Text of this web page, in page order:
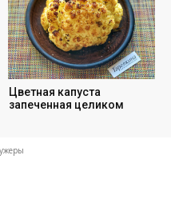
Цветная капуста
запеченная целиком